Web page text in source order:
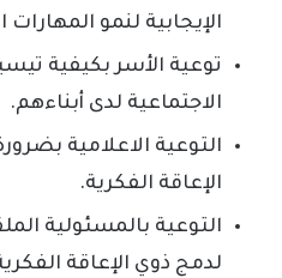
الإيجابية لنمو المهارات
توعية الأسر بكيفية
الاجتماعية لدى أبناءهم.
التوعية الاعلامية
الإعاقة الفكرية.
التوعية بالمسئولية
لدمج ذوي الإعاقة